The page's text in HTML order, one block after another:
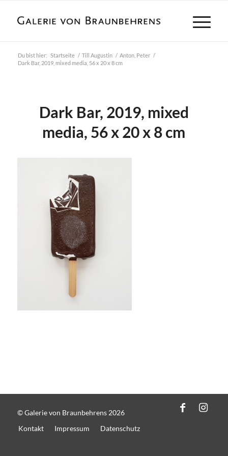
Du bist hier: Startseite / Till Augustin / Anton, Peter /
Dark Bar, 2019, mixed media, 56 x 20 x 8 cm
Dark Bar, 2019, mixed
media, 56 x 20 x 8 cm
© Galerie von Braunbehrens 2026
Kontakt
Impressum Datenschutz